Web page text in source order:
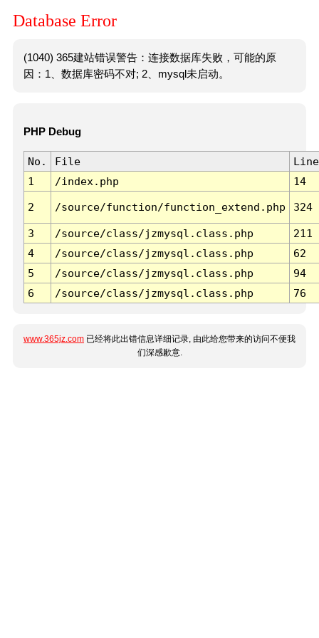
Database Error
(1040) 365建站错误警告：连接数据库失败，可能的原
因：1、数据库密码不对; 2、mysql未启动。
PHP Debug
No. File
Line
1
/index.php 14
2 /source/function/function_extend.php 324
3 /source/class/jzmysql.class.php
211
4
/source/class/jzmysql.class.php
62
5
/source/class/jzmysql.class.php
94
6
/source/class/jzmysql.class.php 76
www.365jz.com 已经将此出错信息详细记录, 由此给您带来的访问不便我
们深感歉意.